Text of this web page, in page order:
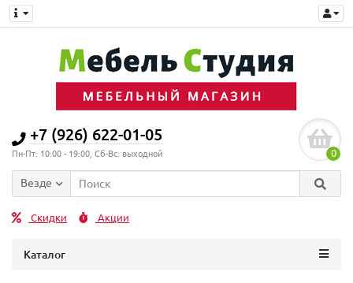
+7 (926) 622-01-05
Пн-Пт: 10:00 - 19:00, Сб-Вс: выходной 0
Везде
Скидки Акции
Каталог